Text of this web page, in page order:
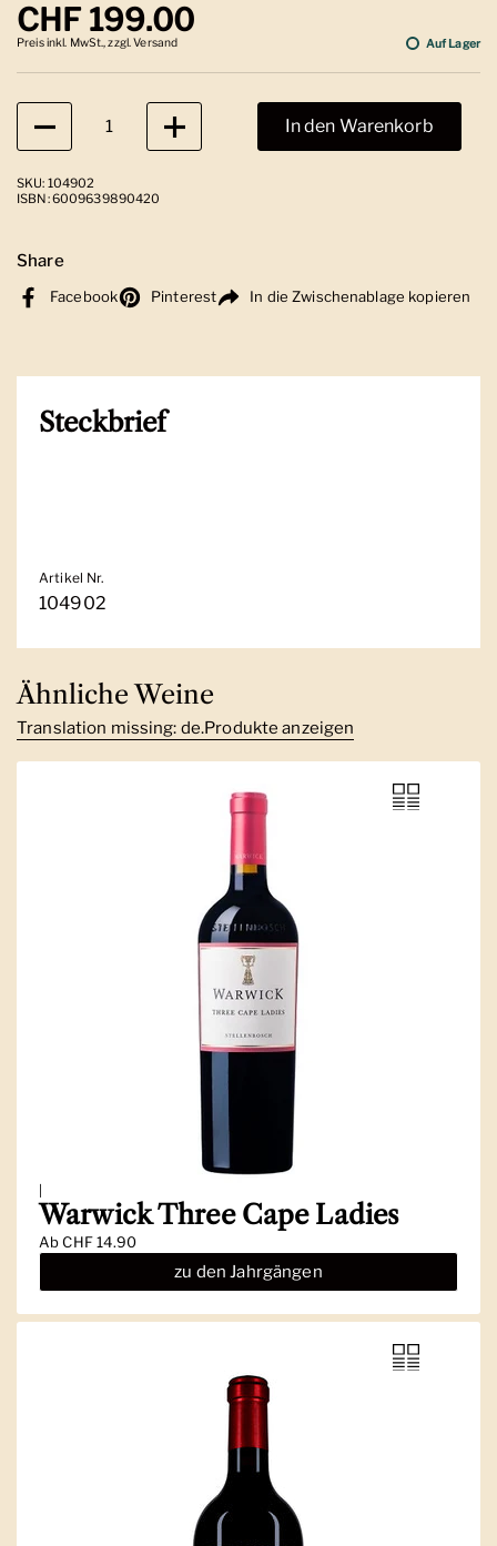
Regulärer Preis
CHF 199.00
Preis inkl. MwSt., zzgl. Versand Auf Lager
Anzahl
In den Warenkorb
SKU: 104902
ISBN: 6009639890420
Share
Facebook Pinterest In die Zwischenablage kopieren
Steckbrief
Artikel Nr.
104902
Ähnliche Weine
Translation missing: de.Produkte anzeigen
|
Warwick Three Cape Ladies
AbCHF 14.90
zu den Jahrgängen